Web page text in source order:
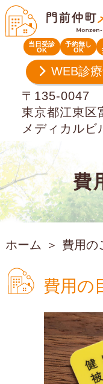
当日受診
OK
予約無し
OK
WEB診
〒135-0047
東京都江東区
メディカルビ
費
ホーム 費用の
費用の